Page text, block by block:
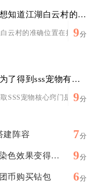
放置江湖想知道江湖白云村的准确位置
云村的准确位置在扬州城
9分
斗罗大陆为了得到sss宠物有没有什么窍门
SSS宠物核心窍门是优先
9分
建阵容 7分
如何让创造与魔法羊毛衣染色效果变得美观 9分
币购买钻包 6分